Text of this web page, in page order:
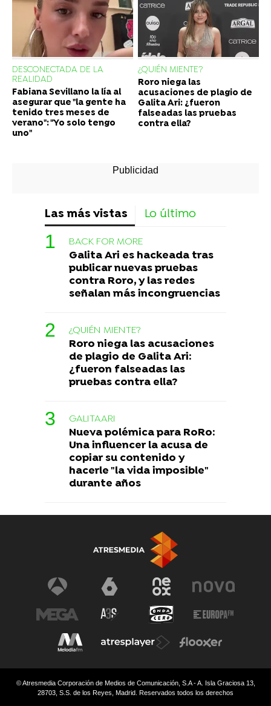
DESCONECTADA DE LA
REALIDAD
Fabiana Sevillano la lía al
asegurar que "la gente ha
tenido tres meses de
verano": "Yo solo tengo
uno"
¿QUIÉN MIENTE?
Roro niega las
acusaciones de plagio de
Galita Ari: ¿fueron
falseadas las pruebas
contra ella?
Las más vistas Lo último
BACK FOR MORE
Galita Ari es hackeada tras
publicar nuevas pruebas
contra Roro, y las redes
señalan más incongruencias
¿QUIÉN MIENTE?
Roro niega las acusaciones
de plagio de Galita Ari:
¿fueron falseadas las
pruebas contra ella?
GALITAARI
Nueva polémica para RoRo:
Una influencer la acusa de
copiar su contenido y
hacerle "la vida imposible"
durante años
© Atresmedia Corporación de Medios de Comunicación, S.A - A. Isla Graciosa 13,
28703, S.S. de los Reyes, Madrid. Reservados todos los derechos